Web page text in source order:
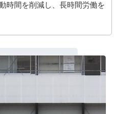
時間を削減し、長時間労働を